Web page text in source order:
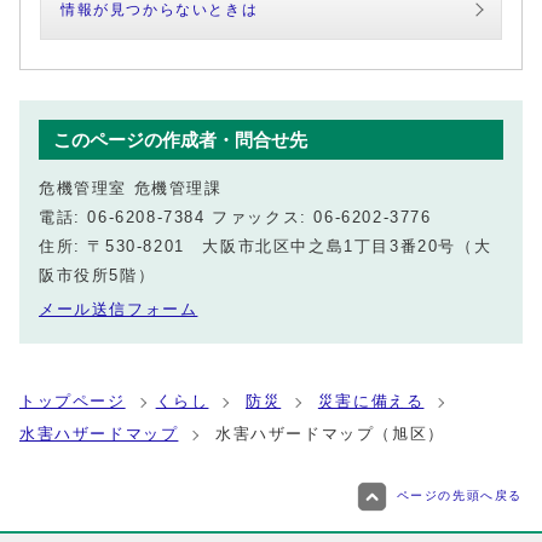
情報が見つからないときは
このページの作成者・問合せ先
危機管理室 危機管理課
電話: 06-6208-7384 ファックス: 06-6202-3776
住所: 〒530-8201 大阪市北区中之島1丁目3番20号（大
阪市役所5階）
メール送信フォーム
トップページ くらし 防災
災害に備える
水害ハザードマップ
水害ハザードマップ（旭区）
ページの先頭へ戻る